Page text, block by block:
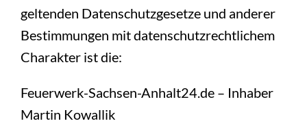
geltenden Datenschutzgesetze und anderer
Bestimmungen mit datenschutzrechtlichem
Charakter ist die:
Feuerwerk-Sachsen-Anhalt24.de – Inhaber
Martin Kowallik